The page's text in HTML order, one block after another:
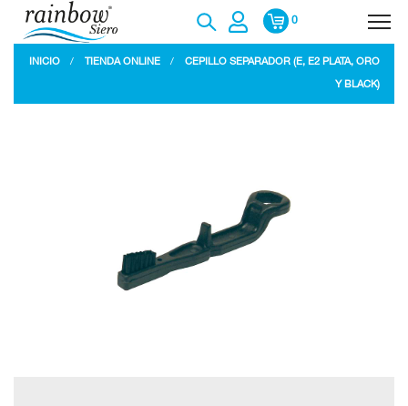
0
INICIO TIENDA ONLINE CEPILLO SEPARADOR (E, E2 PLATA, ORO
Y BLACK)